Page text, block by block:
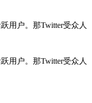
用户。那Twitter受众人
用户。那Twitter受众人